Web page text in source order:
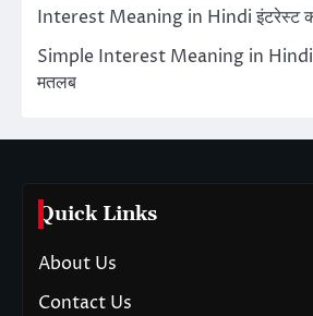
Interest Meaning in Hindi इंटरेस्ट
Simple Interest Meaning in Hindi
मतलब
Quick Links
About Us
Contact Us